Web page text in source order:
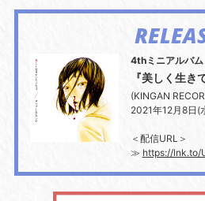
4thミニアルバム
『美しく生き
(KINGAN
2021年12月8日(
＜配信URL＞
≫ https://lnk.to/